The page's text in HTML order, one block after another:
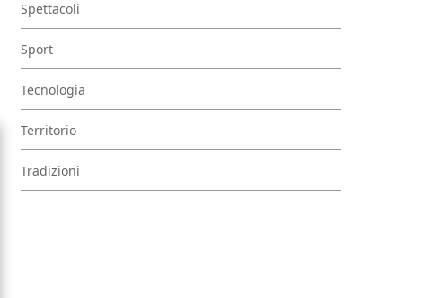
Spettacoli
Sport
Tecnologia
Territorio
Tradizioni